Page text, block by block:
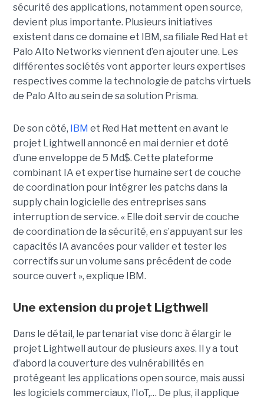
sécurité des applications, notamment open source,
devient plus importante. Plusieurs initiatives
existent dans ce domaine et IBM, sa filiale Red Hat et
Palo Alto Networks viennent d’en ajouter une. Les
différentes sociétés vont apporter leurs expertises
respectives comme la technologie de patchs virtuels
de Palo Alto au sein de sa solution Prisma.
De son côté, IBM et Red Hat mettent en avant le
projet Lightwell annoncé en mai dernier et doté
d’une enveloppe de 5 Md$. Cette plateforme
combinant IA et expertise humaine sert de couche
de coordination pour intégrer les patchs dans la
supply chain logicielle des entreprises sans
interruption de service. « Elle doit servir de couche
de coordination de la sécurité, en s’appuyant sur les
capacités IA avancées pour valider et tester les
correctifs sur un volume sans précédent de code
source ouvert », explique IBM.
Une extension du projet Ligthwell
Dans le détail, le partenariat vise donc à élargir le
projet Lightwell autour de plusieurs axes. Il y a tout
d’abord la couverture des vulnérabilités en
protégeant les applications open source, mais aussi
les logiciels commerciaux, l’IoT,… De plus, il applique